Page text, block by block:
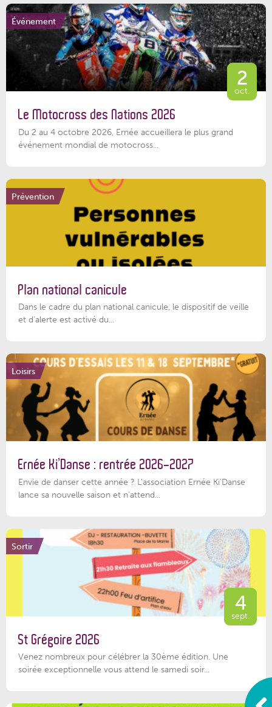
Événement
2
oct.
Le Motocross des Nations 2026
Du 2 au 4 octobre 2026, Ernée accueillera le plus grand
événement mondial de motocross...
Prévention
Plan national canicule
Dans le cadre du plan national canicule, le dispositif de veille
et d’alerte est activé du...
Loisirs
Ernée Ki’Danse : rentrée 2026-2027
Envie de danser cette année ? L'association Ernée Ki'Danse
lance sa nouvelle saison et n'attend...
Sortir
4
sept.
St Grégoire 2026
Venez nombreux pour célébrer la 30ème édition. Une
soirée exceptionnelle vous attend le samedi soir...